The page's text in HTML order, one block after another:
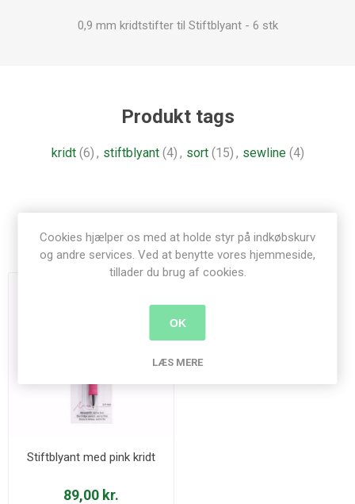
0,9 mm kridtstifter til Stiftblyant - 6 stk
Produkt tags
kridt (6) , stiftblyant (4) , sort (15) , sewline (4)
Relaterede produkter
Stiftblyant med pink kridt
89,00 kr.
Cookies hjælper os med at holde styr på indkøbskurv
og andre services. Ved at benytte vores hjemmeside,
tillader du brug af cookies.
OK
LÆS MERE